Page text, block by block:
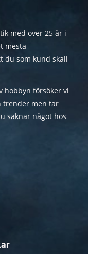
med över 25 år i
mesta
du som kund skall
hobbyn försöker vi
trender men tar
saknar något hos